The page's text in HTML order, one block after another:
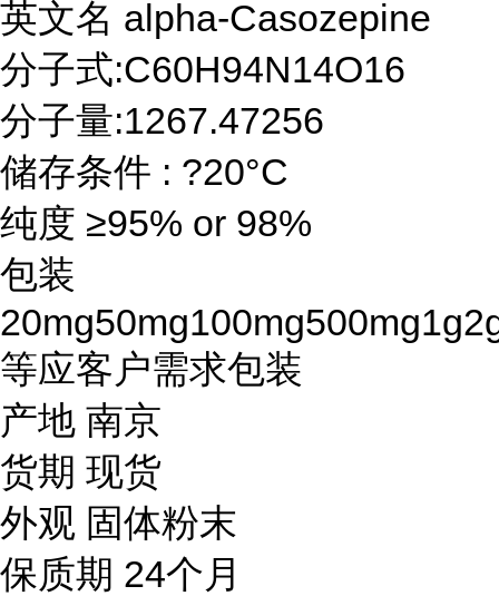
英文名 alpha-Casozepine
分子式:C60H94N14O16
分子量:1267.47256
储存条件 : ?20°C
纯度 ≥95% or 98%
包装
等应客户需求包装
产地 南京
货期 现货
外观 固体粉末
保质期 24个月